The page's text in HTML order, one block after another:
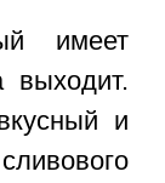
имеет
выходит.
и